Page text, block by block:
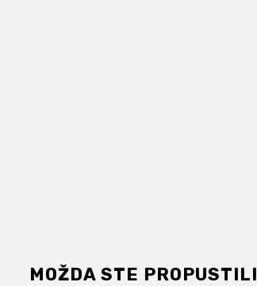
MOŽDA STE PROPUSTILI